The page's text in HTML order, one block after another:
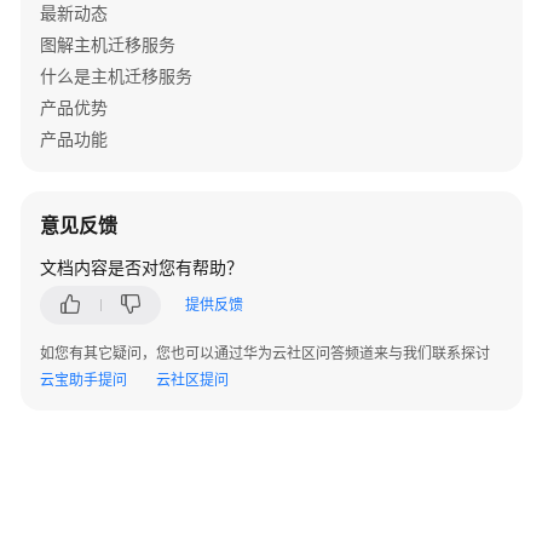
佳
实
践
总
云
ECS
实
例
迁
移
最新动态
图解主机迁移服务
什么是主机迁移服务
产品优势
产品功能
意见反馈
文档内容是否对您有帮助？
提供反馈
如您有其它疑问，您也可以通过华为云社区问答频道来与我们联系探讨
云宝助手提问
云社区提问